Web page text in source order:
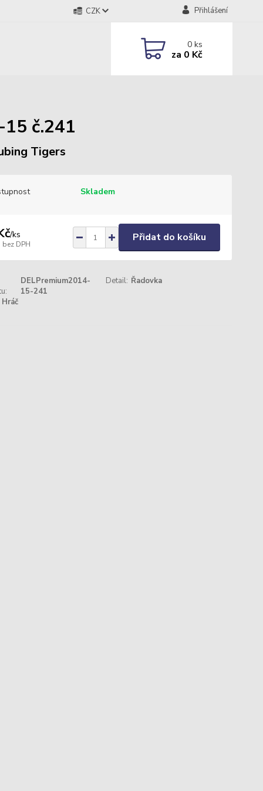
CZK Přihlášení
0ks
za 0 Kč
č.241
Tigers
Skladem
/ks
bez DPH
Přidat do košíku
DELPremium2014-
15-241
Detail: Řadovka
Hráč